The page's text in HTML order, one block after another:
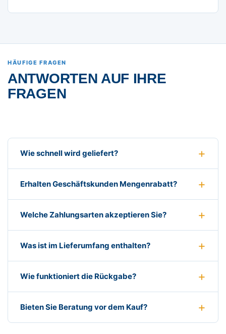
HÄUFIGE FRAGEN
ANTWORTEN AUF IHRE
FRAGEN
Wie schnell wird geliefert?
Erhalten Geschäftskunden Mengenrabatt?
Welche Zahlungsarten akzeptieren Sie?
Was ist im Lieferumfang enthalten?
Wie funktioniert die Rückgabe?
Bieten Sie Beratung vor dem Kauf?